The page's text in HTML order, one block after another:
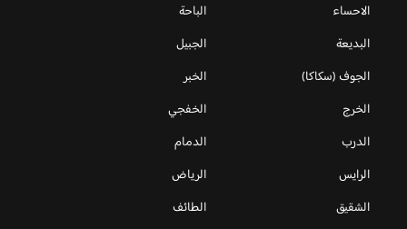
الاحساء
الباحة
البديعة
الجبيل
الجوف (سكاكا)
الخبر
الخرج
الخفجي
الدرب
الدمام
الرايس
الرياض
الشقيق
الطائف